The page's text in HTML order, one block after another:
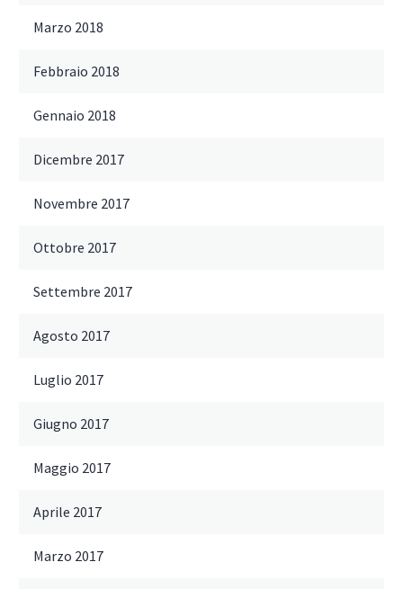
Marzo 2018
Febbraio 2018
Gennaio 2018
Dicembre 2017
Novembre 2017
Ottobre 2017
Settembre 2017
Agosto 2017
Luglio 2017
Giugno 2017
Maggio 2017
Aprile 2017
Marzo 2017